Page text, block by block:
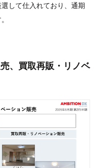
して仕入れており、通期
、買取再販・リノベ